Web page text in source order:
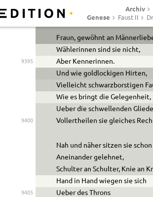
Archiv
Genese
Faust II
Labyrinthischen Kummerfahrt.
Fraun, gewöhnt an
Wählerinnen sind sie nicht,
9395
Aber Kennerinnen.
Und wie goldlockigen Hirten,
Vielleicht schwarzborstigen
Wie es bringt die Gelegenheit,
Ue ber die schwellenden
9400 Vollertheilen sie gleiches
Nah und näher sitzen sie schon
Aneinander gelehnet,
Schulter an Schulter, Knie an
Hand in Hand wiegen sie sich
9405 Ue ber des Throns